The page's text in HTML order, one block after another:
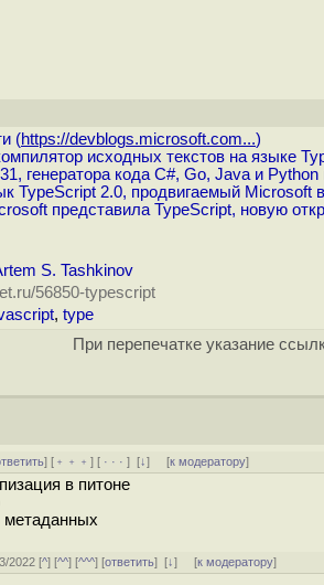
(https://devblogs.microsoft.com...)
исходных текстов на языке
генератора кода C#, Go, Java и Python
TypeScript 2.0, продвигаемый Microsoft
представила TypeScript, новую
S. Tashkinov
56850-typescript
, type
При перепечатке указание
] [ ﹢﹢﹢] [ · · ·][↓] [к модератору]
в питоне
2022 [^] [^^] [^^^] [ответить][↓] [к модератору]